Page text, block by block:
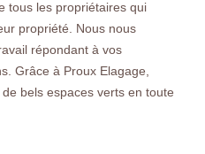
tous les propriétaires qui
propriété. Nous nous
répondant à vos
Grâce à Proux Elagage,
bels espaces verts en toute